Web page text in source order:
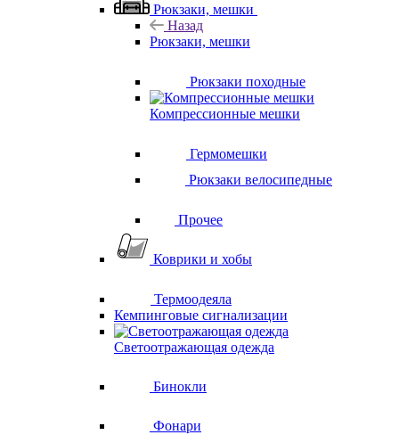
Рюкзаки, мешки
Назад
Рюкзаки, мешки
Рюкзаки походные
Компрессионные мешки
Гермомешки
Рюкзаки велосипедные
Прочее
Коврики и хобы
Термоодеяла
Кемпинговые сигнализации
Светоотражающая одежда
Бинокли
Фонари